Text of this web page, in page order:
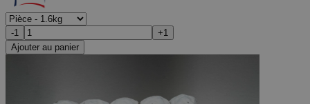
-1
+1
Ajouter au panier